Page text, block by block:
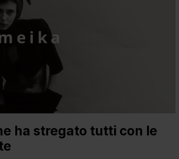
ha stregato tutti con le